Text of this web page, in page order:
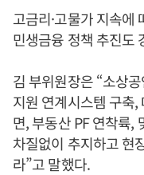
고금리·고물가 지속에
민생금융 정책 추진도
김 부위원장은 “소상
지원 연계시스템 구축
면, 부동산 PF 연착륙,
차질없이 추지하고 현
라”고 말했다.